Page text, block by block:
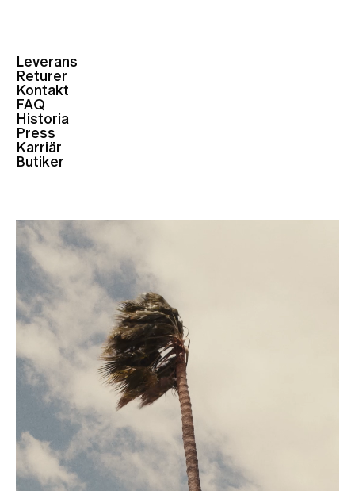
Leverans
Returer
Kontakt
FAQ
Historia
Press
Karriär
Butiker